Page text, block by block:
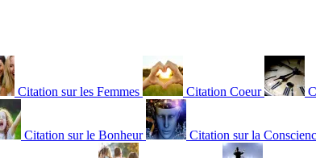
Citation sur les Femmes Citation Coeur
Citation sur le Bonheur Citation sur la